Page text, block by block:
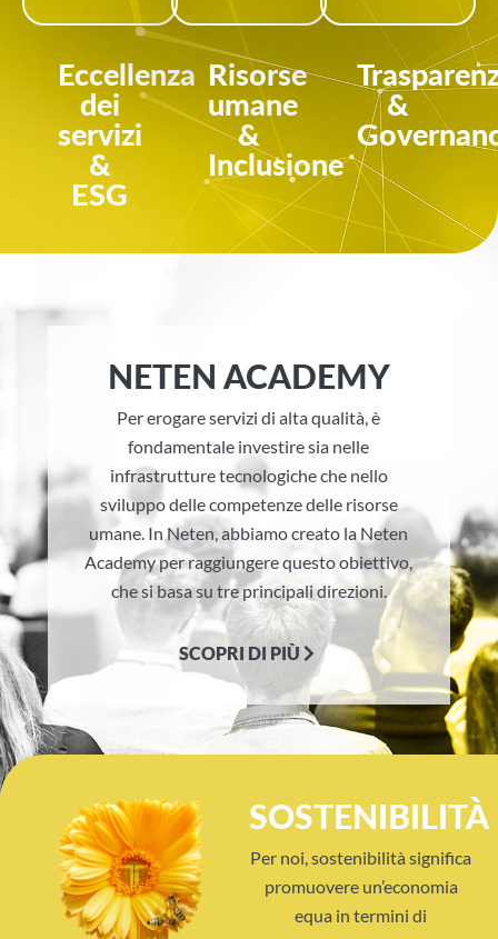
Eccellenza
dei
servizi
&
ESG
Risorse
umane
&
Inclusione
&
NETEN ACADEMY
Per erogare servizi di alta qualità, è
fondamentale investire sia nelle
infrastrutture tecnologiche che nello
sviluppo delle competenze delle risorse
umane. In Neten, abbiamo creato la Neten
Academy per raggiungere questo obiettivo,
che si basa su tre principali direzioni.
SCOPRI DI PIÙ
SOSTENIBILITÀ
Per noi, sostenibilità significa
promuovere un’economia
equa in termini di